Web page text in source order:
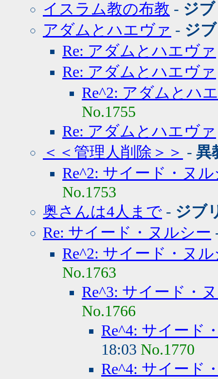
イスラム教の布教 - ジ
アダムとハエヴァ - ジ
Re: アダムとハエヴァ
Re: アダムとハエヴァ
Re^2: アダムとハ
No.1755
Re: アダムとハエヴァ
＜＜管理人削除＞＞ - 異
Re^2: サイード・ヌ
No.1753
奥さんは4人まで - ジブ
Re: サイード・ヌルシー
Re^2: サイード・ヌ
No.1763
Re^3: サイード・
No.1766
Re^4: サイード
18:03 No.1770
Re^4: サイード